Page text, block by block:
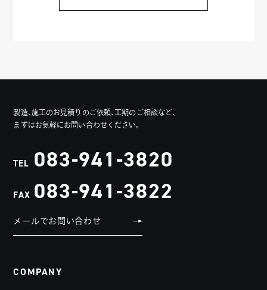
製造、施工のお見積りのご依頼、工期のご相談など、
まずはお気軽にお問い合わせください。
TEL 083-941-3820
FAX 083-941-3822
メールでお問い合わせ
COMPANY